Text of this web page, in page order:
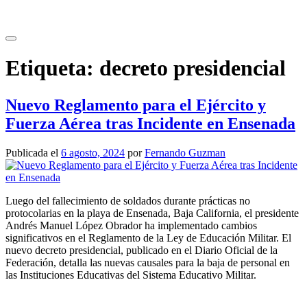
contenido
Etiqueta: decreto presidencial
Nuevo Reglamento para el Ejército y
Fuerza Aérea tras Incidente en Ensenada
Publicada el 6 agosto, 2024 porFernando Guzman
Luego del fallecimiento de soldados durante prácticas no
protocolarias en la playa de Ensenada, Baja California, el presidente
Andrés Manuel López Obrador ha implementado cambios
significativos en el Reglamento de la Ley de Educación Militar. El
nuevo decreto presidencial, publicado en el Diario Oficial de la
Federación, detalla las nuevas causales para la baja de personal en
las Instituciones Educativas del Sistema Educativo Militar.